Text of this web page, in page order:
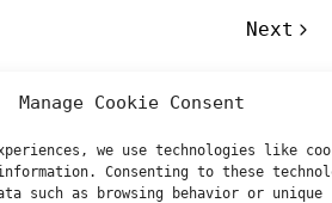
Manage Cookie Consent
we use technologies like
Consenting to these
such as browsing behavior or
Next